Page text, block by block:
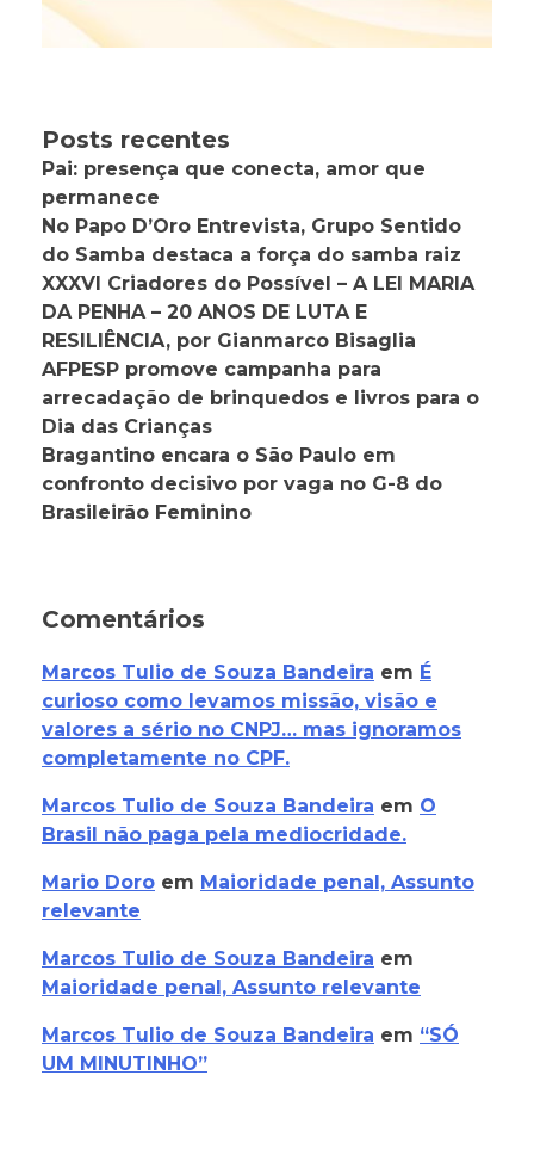
Posts recentes
Pai: presença que conecta, amor que
permanece
No Papo D’Oro Entrevista, Grupo Sentido
do Samba destaca a força do samba raiz
XXXVI Criadores do Possível – A LEI MARIA
DA PENHA – 20 ANOS DE LUTA E
RESILIÊNCIA, por Gianmarco Bisaglia
AFPESP promove campanha para
arrecadação de brinquedos e livros para o
Dia das Crianças
Bragantino encara o São Paulo em
confronto decisivo por vaga no G-8 do
Brasileirão Feminino
Comentários
Marcos Tulio de Souza Bandeira em É
curioso como levamos missão, visão e
valores a sério no CNPJ… mas ignoramos
completamente no CPF.
Marcos Tulio de Souza Bandeira em O
Brasil não paga pela mediocridade.
Mario Doro em Maioridade penal, Assunto
relevante
Marcos Tulio de Souza Bandeira em
Maioridade penal, Assunto relevante
Marcos Tulio de Souza Bandeira em “SÓ
UM MINUTINHO”